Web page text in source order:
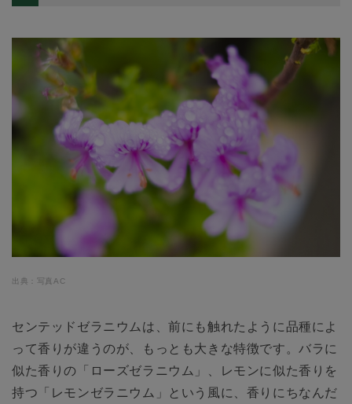
出典：写真AC
センテッドゼラニウムは、前にも触れたように品種によ
って香りが違うのが、もっとも大きな特徴です。バラに
似た香りの「ローズゼラニウム」、レモンに似た香りを
持つ「レモンゼラニウム」という風に、香りにちなんだ